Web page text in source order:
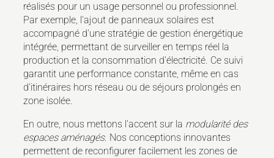
réalisés pour un usage personnel ou professionnel.
Par exemple, l'ajout de panneaux solaires est
accompagné d'une stratégie de gestion énergétique
intégrée, permettant de surveiller en temps réel la
production et la consommation d'électricité. Ce suivi
garantit une performance constante, même en cas
d'itinéraires hors réseau ou de séjours prolongés en
zone isolée.
En outre, nous mettons l'accent sur la modularité des
espaces aménagés. Nos conceptions innovantes
permettent de reconfigurer facilement les zones de